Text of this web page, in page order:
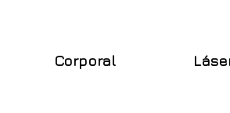
Corporal